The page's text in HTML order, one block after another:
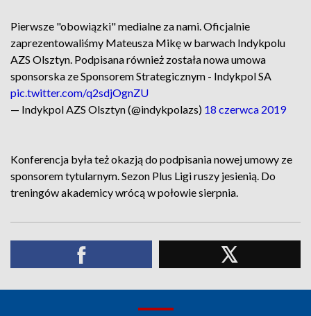
Pierwsze "obowiązki" medialne za nami. Oficjalnie
zaprezentowaliśmy Mateusza Mikę w barwach Indykpolu
AZS Olsztyn. Podpisana również została nowa umowa
sponsorska ze Sponsorem Strategicznym - Indykpol SA
pic.twitter.com/q2sdjOgnZU
— Indykpol AZS Olsztyn (@indykpolazs) 18 czerwca 2019
Konferencja była też okazją do podpisania nowej umowy ze
sponsorem tytularnym. Sezon Plus Ligi ruszy jesienią. Do
treningów akademicy wrócą w połowie sierpnia.